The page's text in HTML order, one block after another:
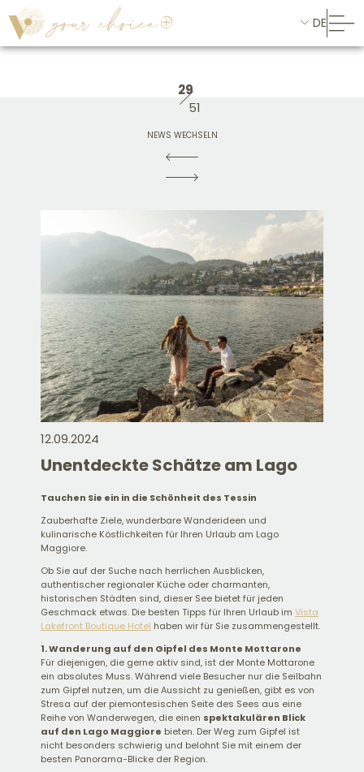
DE
29
51
NEWS WECHSELN
12.09.2024
Unentdeckte Schätze am Lago
Tauchen Sie ein in die Schönheit des Tessin
Zauberhafte Ziele, wunderbare Wanderideen und
kulinarische Köstlichkeiten für Ihren Urlaub am Lago
Maggiore.
Ob Sie auf der Suche nach herrlichen Ausblicken,
authentischer regionaler Küche oder charmanten,
historischen Städten sind, dieser See bietet für jeden
Geschmack etwas. Die besten Tipps für Ihren Urlaub im Vista
Lakefront Boutique Hotel haben wir für Sie zusammengestellt.
1. Wanderung auf den Gipfel des Monte Mottarone
Für diejenigen, die gerne aktiv sind, ist der Monte Mottarone
ein absolutes Muss. Während viele Besucher nur die Seilbahn
zum Gipfel nutzen, um die Aussicht zu genießen, gibt es von
Stresa auf der piemontesischen Seite des Sees aus eine
Reihe von Wanderwegen, die einen spektakulären Blick
auf den Lago Maggiore bieten. Der Weg zum Gipfel ist
nicht besonders schwierig und belohnt Sie mit einem der
besten Panorama-Blicke der Region.